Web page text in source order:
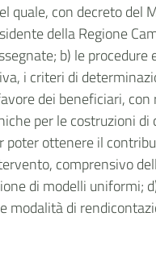
con decreto del
della Regione
b) le procedure
i criteri di
dei beneficiari,
per le costruzioni
ottenere il
comprensivo
di modelli uniformi;
modalità di